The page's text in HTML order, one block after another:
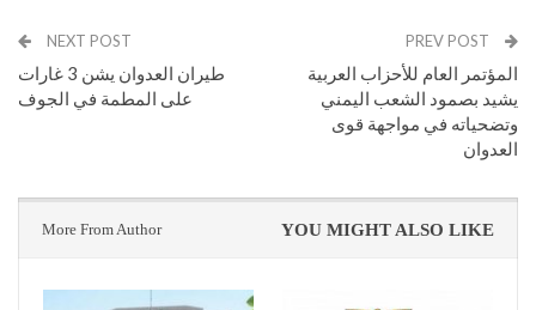
المؤتمر العام للأحزاب العربية
يشيد بصمود الشعب اليمني
وتضحياته في مواجهة قوى
العدوان
NEXT POST
طيران العدوان يشن 3 غارات
على المطمة في الجوف
YOU MIGHT ALSO LIKE
More From Author